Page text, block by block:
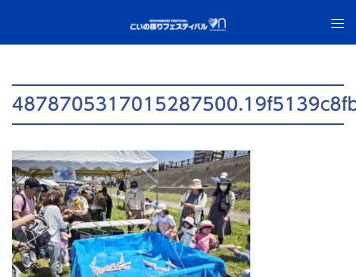
テ
ト
グ
メ
ニ
ュ